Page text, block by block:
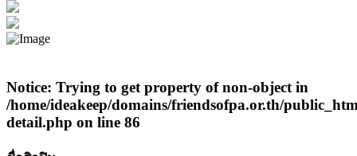
Notice: Trying to get property of non-object in
/home/ideakeep/domains/friendsofpa.or.th/
detail.php on line 86